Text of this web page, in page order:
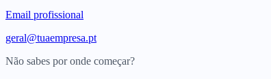
Email profissional
geral@tuaempresa.pt
Não sabes por onde começar?